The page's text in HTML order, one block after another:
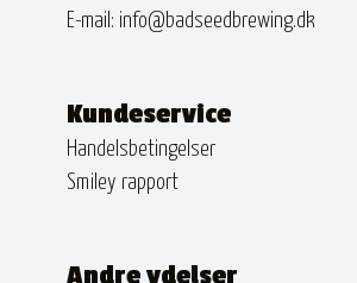
E-mail: info@badseedbrewing.dk
Kundeservice
Handelsbetingelser
Smiley rapport
Andre ydelser